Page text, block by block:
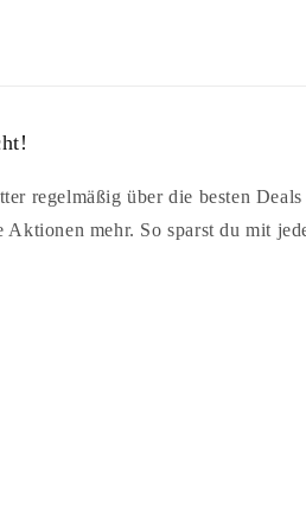
regelmäßig über die besten
Aktionen mehr. So sparst du mit